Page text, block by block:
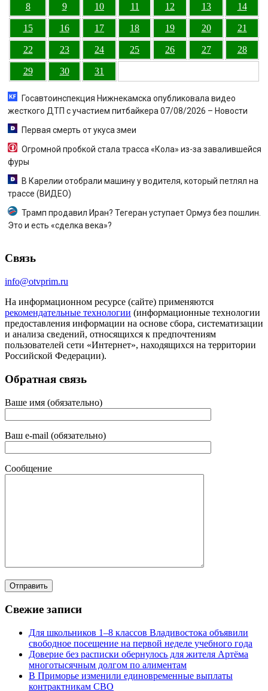
8 9 10 11 12 13 14
15 16 17 18 19 20 21
22 23 24 25 26 27 28
29 30 31
Госавтоинспекция Нижнекамска опубликовала видео
жесткого ДТП с участием питбайкера 07/08/2026 – Новости
Первая смерть от укуса змеи
Огромной пробкой стала трасса «Кола» из-за завалившейся
фуры
В Карелии отобрали машину у водителя, который петлял на
трассе (ВИДЕО)
Трамп продавил Иран? Тегеран уступает Ормуз без пошлин.
Это и есть «сделка века»?
Связь
info@otvprim.ru
На информационном ресурсе (сайте) применяются
рекомендательные технологии (информационные технологии
предоставления информации на основе сбора, систематизации
и анализа сведений, относящихся к предпочтениям
пользователей сети «Интернет», находящихся на территории
Российской Федерации).
Обратная связь
Ваше имя (обязательно)
Ваш e-mail (обязательно)
Сообщение
Свежие записи
Для школьников 1–8 классов Владивостока объявили
свободное посещение на первой неделе учебного года
Доверие без расписки обернулось для жителя Артёма
многотысячным долгом по алиментам
В Приморье изменили единовременные выплаты
контрактникам СВО